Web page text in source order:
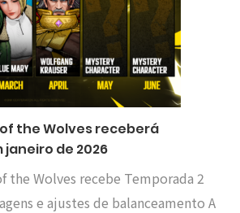
of the Wolves receberá
janeiro de 2026
the Wolves recebe Temporada 2
e ajustes de balanceamento A